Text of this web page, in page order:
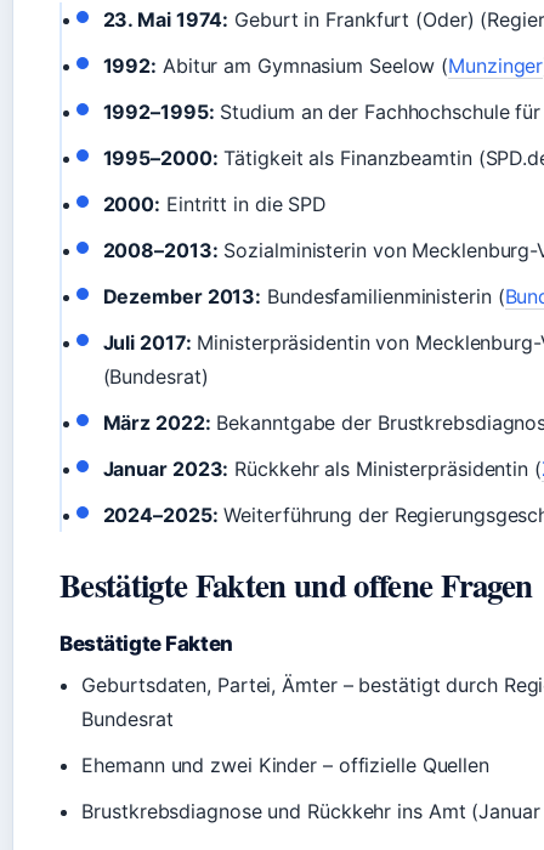
23. Mai 1974: Geburt in Frankfurt (Oder)
1992: Abitur am Gymnasium Seelow (Munzinger
1992–1995: Studium an der Fachhochschule
1995–2000: Tätigkeit als Finanzbeamtin
2000: Eintritt in die SPD
2008–2013: Sozialministerin von Mecklenburg-
Dezember 2013: Bundesfamilienministerin (
Juli 2017: Ministerpräsidentin von
(Bundesrat)
März 2022: Bekanntgabe der
Januar 2023: Rückkehr als Ministerpräsidentin (
2024–2025: Weiterführung der
Bestätigte Fakten und offene Fragen
Bestätigte Fakten
Geburtsdaten, Partei, Ämter – bestätigt durch
Bundesrat
Ehemann und zwei Kinder – offizielle Quellen
Brustkrebsdiagnose und Rückkehr ins Amt